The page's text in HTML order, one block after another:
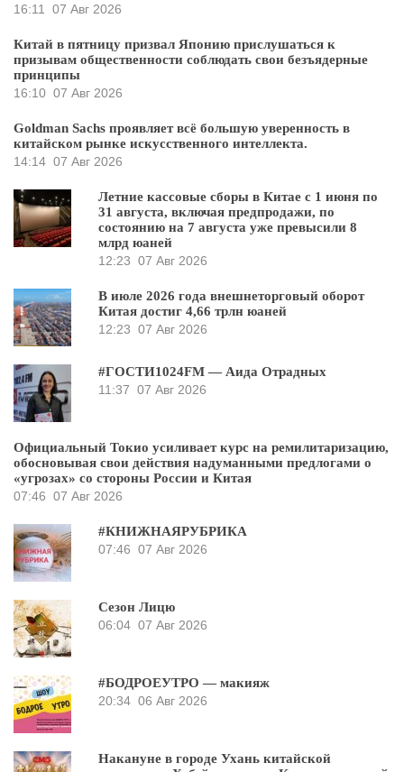
16:11
07 Авг 2026
Китай в пятницу призвал Японию прислушаться к
призывам общественности соблюдать свои безъядерные
принципы
16:10 07 Авг 2026
Goldman Sachs проявляет всё большую уверенность в
китайском рынке искусственного интеллекта.
14:14 07 Авг 2026
Летние кассовые сборы в Китае с 1 июня по
31 августа, включая предпродажи, по
состоянию на 7 августа уже превысили 8
млрд юаней
12:23 07 Авг 2026
В июле 2026 года внешнеторговый оборот
Китая достиг 4,66 трлн юаней
12:23 07 Авг 2026
#ГОСТИ1024FM — Аида Отрадных
11:37 07 Авг 2026
Официальный Токио усиливает курс на ремилитаризацию,
обосновывая свои действия надуманными предлогами о
«угрозах» со стороны России и Китая
07:46 07 Авг 2026
#КНИЖНАЯРУБРИКА
07:46 07 Авг 2026
Сезон Лицю
06:04 07 Авг 2026
#БОДРОЕУТРО — макияж
20:34 06 Авг 2026
Накануне в городе Ухань китайской